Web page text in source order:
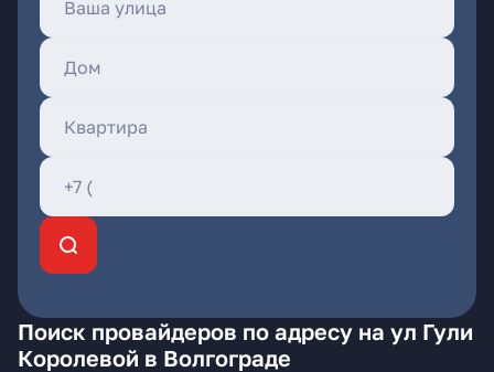
Поиск провайдеров по адресу на ул Гули
Королевой в Волгограде